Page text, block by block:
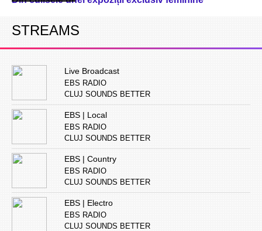
STREAMS
Live Broadcast
EBS RADIO
CLUJ SOUNDS BETTER
EBS | Local
EBS RADIO
CLUJ SOUNDS BETTER
EBS | Country
EBS RADIO
CLUJ SOUNDS BETTER
EBS | Electro
EBS RADIO
CLUJ SOUNDS BETTER